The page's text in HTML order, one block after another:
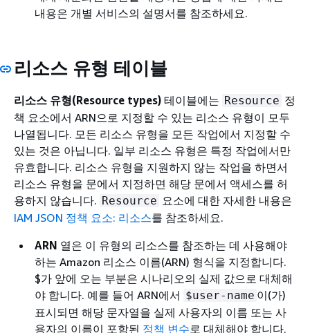
내용은 개별 서비스의 설명서를 참조하세요.
리소스 유형 테이블
리소스 유형(Resource types) 테이블에는 Resource 정
책 요소에서 ARN으로 지정할 수 있는 리소스 유형이 모두
나열됩니다. 모든 리소스 유형을 모든 작업에서 지정할 수
있는 것은 아닙니다. 일부 리소스 유형은 특정 작업에서만
유효합니다. 리소스 유형을 지원하지 않는 작업을 하면서
리소스 유형을 문에서 지정하면 해당 문에서 액세스를 허
용하지 않습니다. Resource 요소에 대한 자세한 내용은
IAM JSON 정책 요소: 리소스를 참조하세요.
ARN 열은 이 유형의 리소스를 참조하는 데 사용해야
하는 Amazon 리소스 이름(ARN) 형식을 지정합니다.
$가 앞에 오는 부분은 시나리오의 실제 값으로 대체해
야 합니다. 예를 들어 ARN에서 $user-name 이(가)
표시되면 해당 문자열을 실제 사용자의 이름 또는 사
용자의 이름이 포함된 정책 변수로 대체해야 합니다.